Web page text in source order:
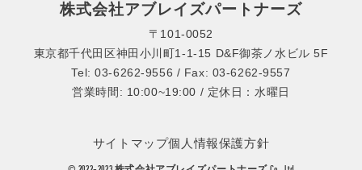
株式会社アブレイズパートナーズ
〒101-0052
東京都千代田区神田小川町1-1-15 D&F御茶ノ水ビル 5F
Tel: 03-6262-9556 / Fax: 03-6262-9557
営業時間: 10:00~19:00 / 定休日：水曜日
サイトマップ個人情報保護方針